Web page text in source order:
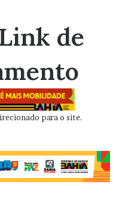
de
para o site.